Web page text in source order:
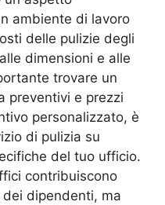
ambiente di lavoro
delle pulizie degli
dimensioni e alle
trovare un
preventivi e prezzi
personalizzato, è
di pulizia su
del tuo ufficio.
contribuiscono
dipendenti, ma